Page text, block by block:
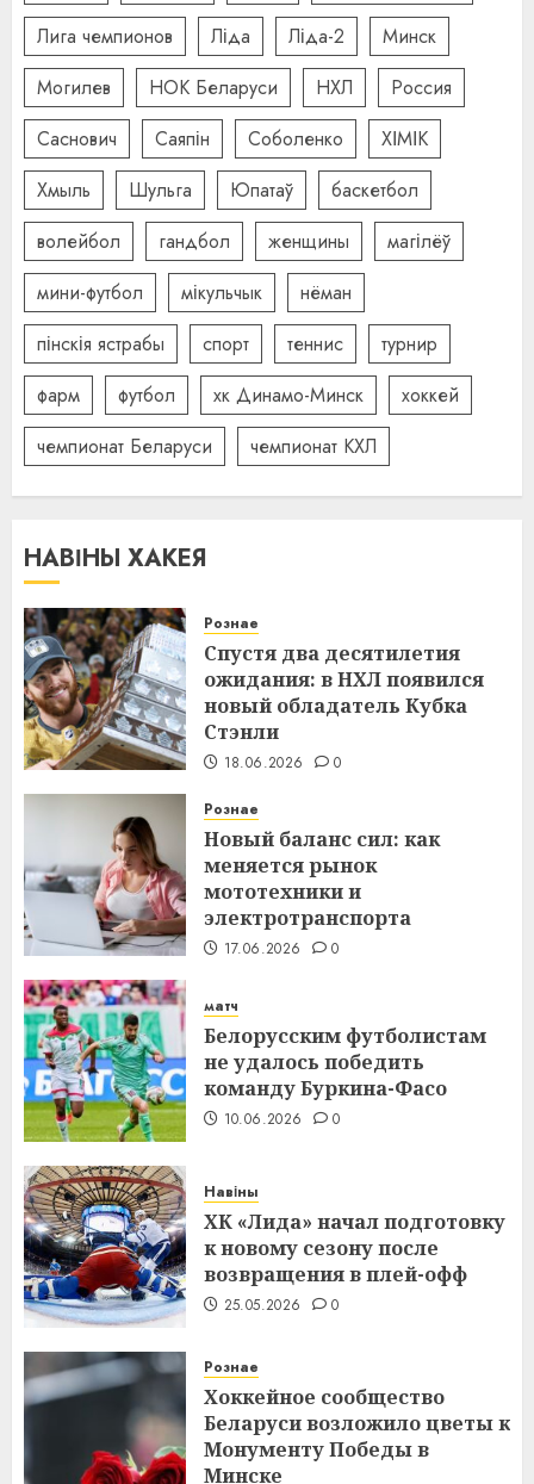
Лига чемпионов
Ліда Ліда-2
Минск
Могилев
НОК Беларуси НХЛ
Россия
Саснович
Саяпін Соболенко
ХІМІК
Хмыль
Шульга Юпатаў
баскетбол
волейбол
гандбол женщины
магілёў
мини-футбол
мікульчык
нёман
пінскія ястрабы
спорт теннис
турнир
фарм
футбол хк Динамо-Минск
хоккей
чемпионат Беларуси
чемпионат КХЛ
НАВІНЫ ХАКЕЯ
Рознае
Спустя два десятилетия
ожидания: в НХЛ появился
новый обладатель Кубка
Стэнли
18.06.2026 0
Рознае
Новый баланс сил: как
меняется рынок
мототехники и
электротранспорта
17.06.2026 0
матч
Белорусским футболистам
не удалось победить
команду Буркина-Фасо
10.06.2026 0
Навіны
ХК «Лида» начал подготовку
к новому сезону после
возвращения в плей-офф
25.05.2026 0
Рознае
Хоккейное сообщество
Беларуси возложило цветы к
Монументу Победы в
Минске